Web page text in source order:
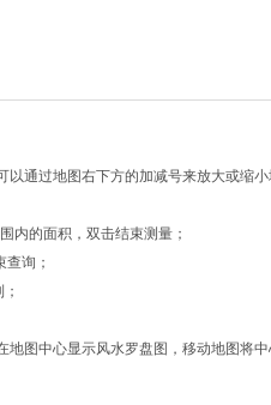
通过地图右下方的加减号来放大或缩小
内的面积，双击结束测量；
询；
图中心显示风水罗盘图，移动地图